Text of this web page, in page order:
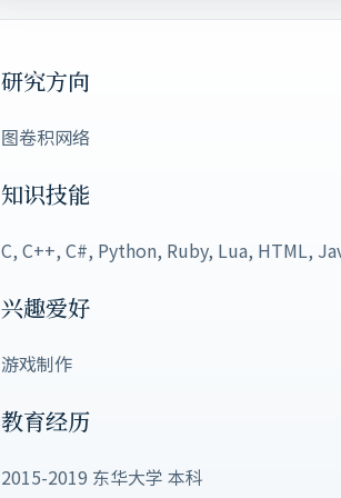
研究方向
图卷积网络
知识技能
C, C++, C#, Python, Ruby, Lua, HTML,
兴趣爱好
游戏制作
教育经历
2015-2019 东华大学 本科